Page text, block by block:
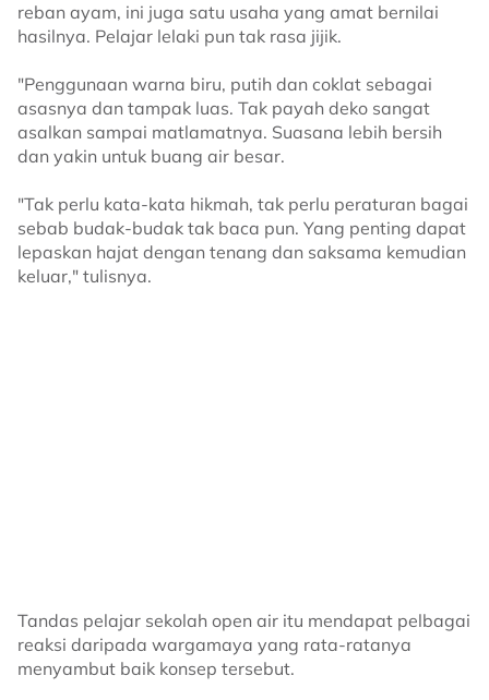
reban ayam, ini juga satu usaha yang amat bernilai
hasilnya. Pelajar lelaki pun tak rasa jijik.
"Penggunaan warna biru, putih dan coklat sebagai
asasnya dan tampak luas. Tak payah deko sangat
asalkan sampai matlamatnya. Suasana lebih bersih
dan yakin untuk buang air besar.
"Tak perlu kata-kata hikmah, tak perlu peraturan bagai
sebab budak-budak tak baca pun. Yang penting dapat
lepaskan hajat dengan tenang dan saksama kemudian
keluar," tulisnya.
Tandas pelajar sekolah open air itu mendapat pelbagai
reaksi daripada wargamaya yang rata-ratanya
menyambut baik konsep tersebut.